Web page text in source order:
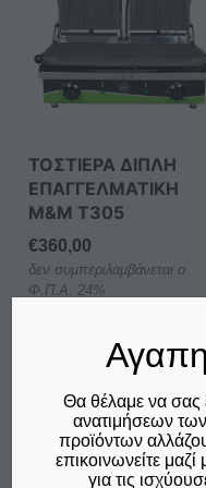
ΤΟΣΤΙΕΡΑ ΔΙΠΛΗ
ΕΠΑΓΓΕΛΜΑΤΙKH
M&M Τ305
€360,00
δεν συμπεριλαμβάνεται ο
Φ.Π.Α. 24%
Επιλογή
έχει
πολλαπλές
παραλλαγές.
Οι
μπορούν
να
επιλεγούν
σελίδα
του
Σύγκριση
Θα θέλαμε να σας
ανατιμήσεων
προϊόντων
επικοινωνείτε
για τις